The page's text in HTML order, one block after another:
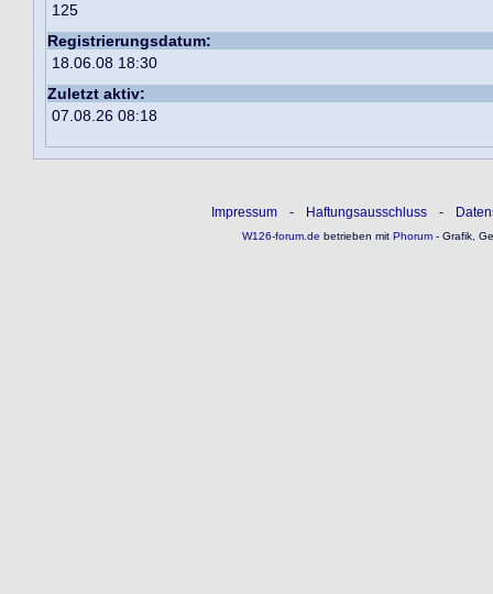
125
Registrierungsdatum:
18.06.08 18:30
Zuletzt aktiv:
07.08.26 08:18
Impressum - Haftungsausschluss -
W126-forum.de betrieben mitPhorum- Grafik,